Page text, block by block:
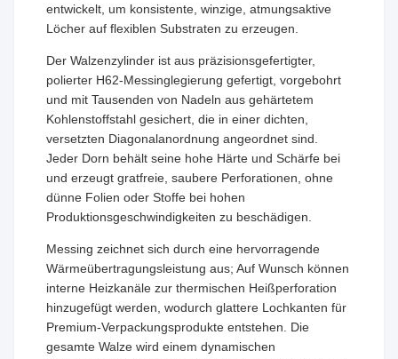
entwickelt, um konsistente, winzige, atmungsaktive
Löcher auf flexiblen Substraten zu erzeugen.
Der Walzenzylinder ist aus präzisionsgefertigter,
polierter H62-Messinglegierung gefertigt, vorgebohrt
und mit Tausenden von Nadeln aus gehärtetem
Kohlenstoffstahl gesichert, die in einer dichten,
versetzten Diagonalanordnung angeordnet sind.
Jeder Dorn behält seine hohe Härte und Schärfe bei
und erzeugt gratfreie, saubere Perforationen, ohne
dünne Folien oder Stoffe bei hohen
Produktionsgeschwindigkeiten zu beschädigen.
Messing zeichnet sich durch eine hervorragende
Wärmeübertragungsleistung aus; Auf Wunsch können
interne Heizkanäle zur thermischen Heißperforation
hinzugefügt werden, wodurch glattere Lochkanten für
Premium-Verpackungsprodukte entstehen. Die
gesamte Walze wird einem dynamischen